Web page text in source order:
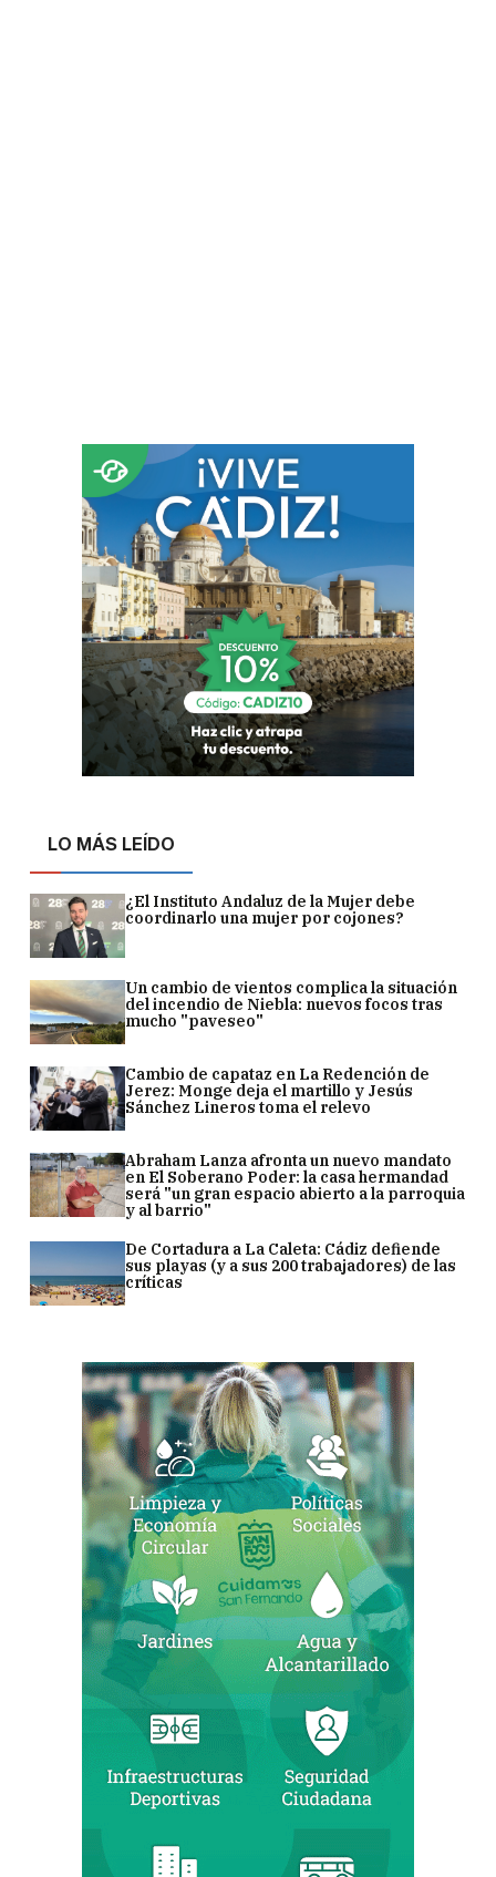
LO MÁS LEÍDO
¿El Instituto Andaluz de la Mujer debe
coordinarlo una mujer por cojones?
Un cambio de vientos complica la situación
del incendio de Niebla: nuevos focos tras
mucho "paveseo"
Cambio de capataz en La Redención de
Jerez: Monge deja el martillo y Jesús
Sánchez Lineros toma el relevo
Abraham Lanza afronta un nuevo mandato
en El Soberano Poder: la casa hermandad
será "un gran espacio abierto a la parroquia
y al barrio"
De Cortadura a La Caleta: Cádiz defiende
sus playas (y a sus 200 trabajadores) de las
críticas